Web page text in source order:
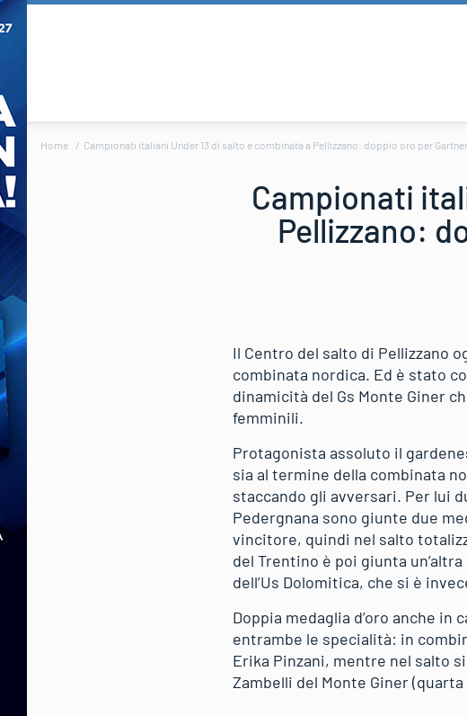
Home Campionati italiani Under 13 di salto e combinata a Pellizzano: doppio oro per
Campionati
Pellizzano:
Il Centro del salto di Pellizzano
combinata nordica. Ed è stato
dinamicità del Gs Monte Giner
femminili.
Protagonista assoluto il
sia al termine della combinata
staccando gli avversari. Per lui
Pedergnana sono giunte due
vincitore, quindi nel salto
del Trentino è poi giunta
dell’Us Dolomitica, che si è
Doppia medaglia d’oro anche
entrambe le specialità: in
Erika Pinzani, mentre nel salto
Zambelli del Monte Giner